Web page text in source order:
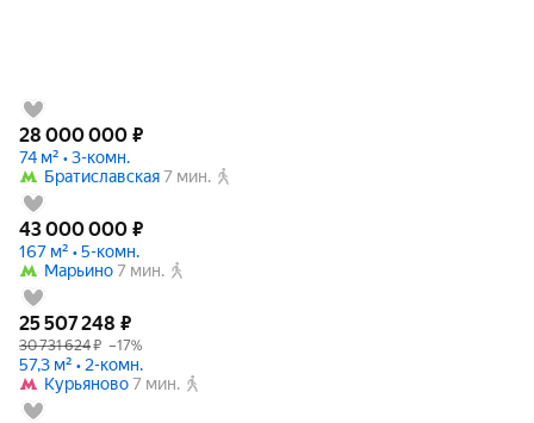
28 000 000 ₽
74 м² • 3-комн.
Братиславская7 мин.
43 000 000 ₽
167 м² • 5-комн.
Марьино7 мин.
30 731 624₽ –17%
25 507 248 ₽
57,3 м² • 2-комн.
Курьяново7 мин.